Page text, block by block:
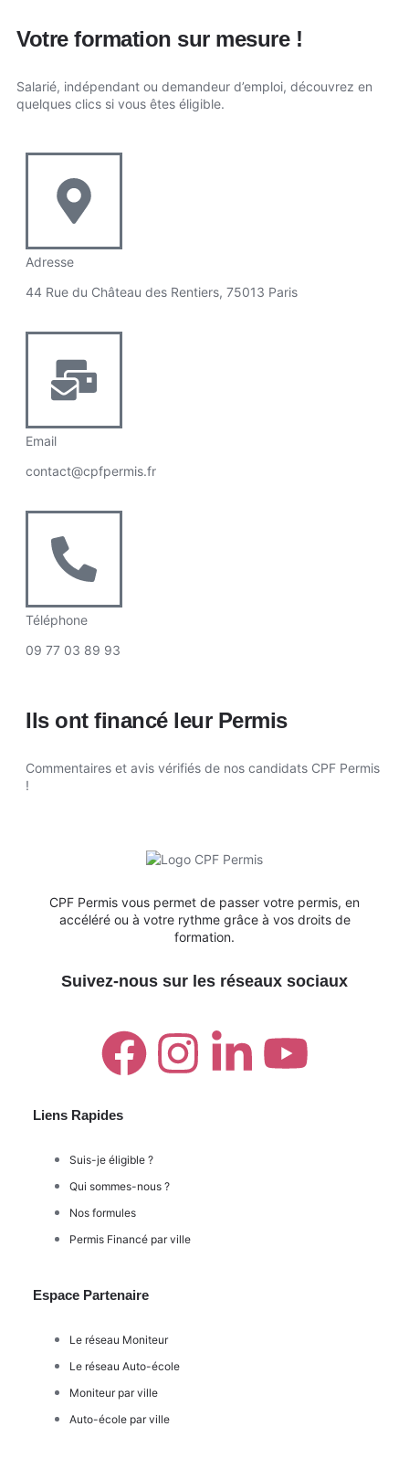
Votre formation sur mesure !
Salarié, indépendant ou demandeur d’emploi, découvrez en
quelques clics si vous êtes éligible.
Adresse
44 Rue du Château des Rentiers, 75013 Paris
Email
contact@cpfpermis.fr
Téléphone
09 77 03 89 93
Ils ont financé leur Permis
Commentaires et avis vérifiés de nos candidats CPF Permis
!
CPF Permis vous permet de passer votre permis, en
accéléré ou à votre rythme grâce à vos droits de
formation.
Suivez-nous sur les réseaux sociaux
Liens Rapides
Suis-je éligible ?
Qui sommes-nous ?
Nos formules
Permis Financé par ville
Espace Partenaire
Le réseau Moniteur
Le réseau Auto-école
Moniteur par ville
Auto-école par ville